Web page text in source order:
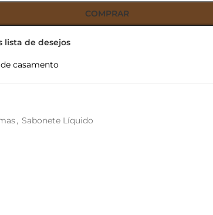
COMPRAR
lista de desejos
casamento
, Sabonete Líquido